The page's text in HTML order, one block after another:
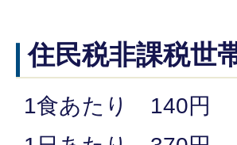
住民税非課税
1食あたり 140円